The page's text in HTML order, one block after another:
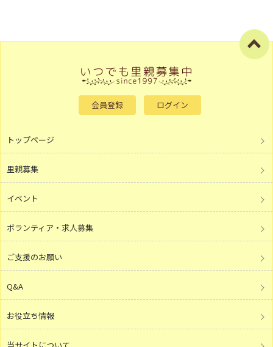
会員登録 ログイン
トップページ
里親募集
イベント
ボランティア・求人募集
ご支援のお願い
Q&A
お役立ち情報